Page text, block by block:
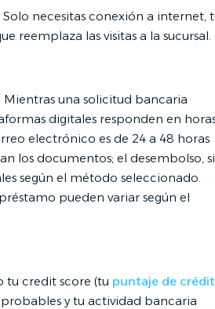
necesitas conexión a internet,
reemplaza las visitas a la sucursal.
Mientras una solicitud bancaria
digitales responden en
electrónico es de 24 a 48 horas
los documentos; el desembolso, si
según el método seleccionado.
pueden variar según el
tu credit score (tu puntaje de
y tu actividad bancaria